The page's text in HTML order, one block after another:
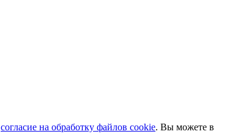
согласие на обработку файлов cookie. Вы можете в